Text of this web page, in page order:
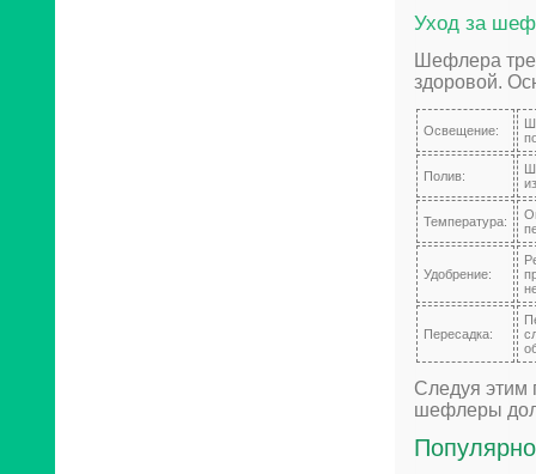
Уход за
Шефлера
здоровой.
Освещение:
Полив:
Температура:
Удобрение:
Пересадка:
Следуя этим
шефлеры